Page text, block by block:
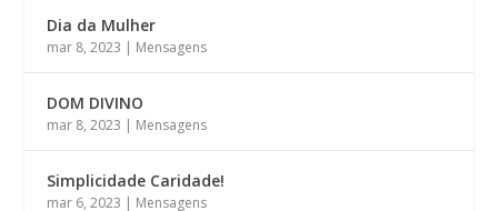
Dia da Mulher
mar 8, 2023 | Mensagens
DOM DIVINO
mar 8, 2023 | Mensagens
Simplicidade Caridade!
mar 6, 2023 | Mensagens